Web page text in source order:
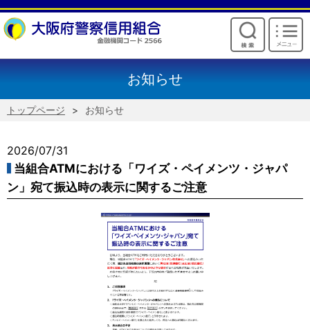
けいしんからのお願い
お知らせ
トップページ お知らせ
2026/07/31
当組合ATMにおける「ワイズ・ペイメンツ・ジャパ
ン」宛て振込時の表示に関するご注意